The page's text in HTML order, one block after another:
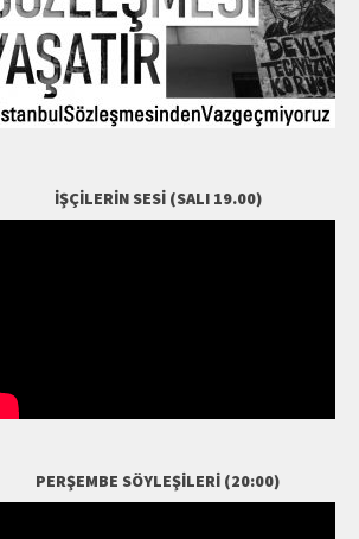
İŞÇILERIN SESI (SALI 19.00)
PERŞEMBE SÖYLEŞILERI (20:00)